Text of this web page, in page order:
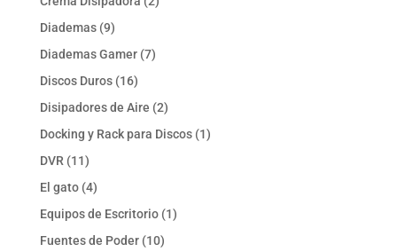
Diademas 99
productos
Diademas Gamer 77
Discos Duros 1616
productos
Disipadores de Aire 22
productos
Docking y Rack para Discos 11
DVR 1111
productos
El gato 44
productos
Equipos de Escritorio 11
Fuentes de Poder 1010